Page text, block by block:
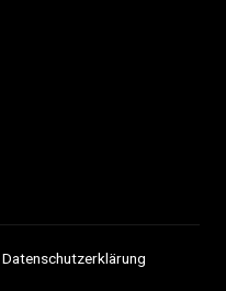
Datenschutzerklärung